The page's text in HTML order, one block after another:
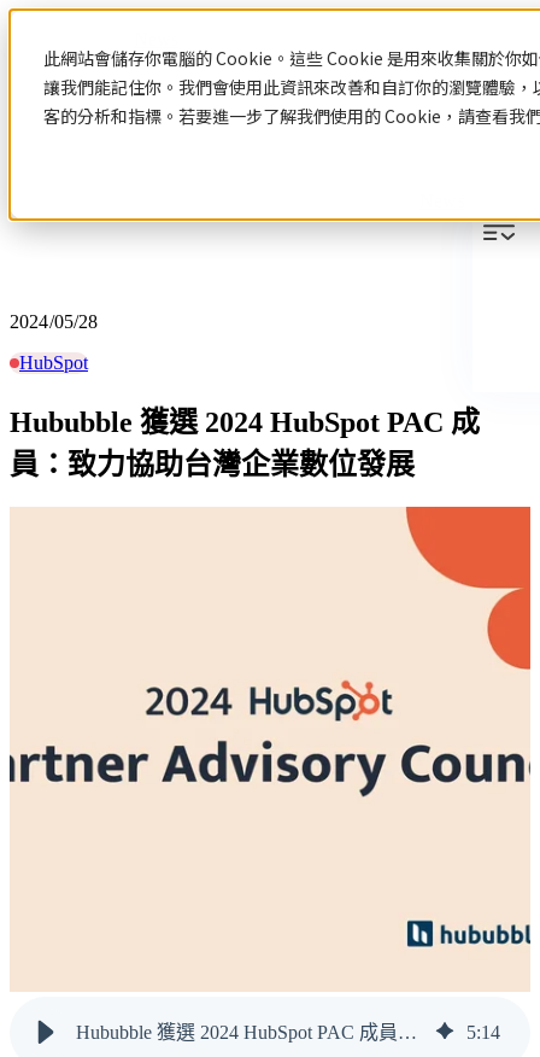
此網站會儲存你電腦的 Cookie。這些 Cookie 是用來收集關於你
讓我們能記住你。我們會使用此資訊來改善和自訂你的瀏覽體驗
客的分析和指標。若要進一步了解我們使用的 Cookie，請查看我
2024/05/28
HubSpot
Hububble 獲選 2024 HubSpot PAC 成
員：致力協助台灣企業數位發展
Hububble 獲選 2024 HubSpot PAC 成員：致力協助台灣企業數位發展 5:14